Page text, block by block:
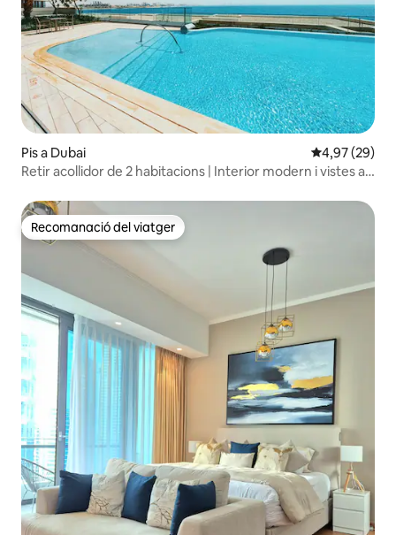
Pis a Dubai 4,97 de
4,97 (29)
Retir acollidor de 2 habitacions | Interior modern i vistes al
Recomanació del viatger
Recomanació del viatger